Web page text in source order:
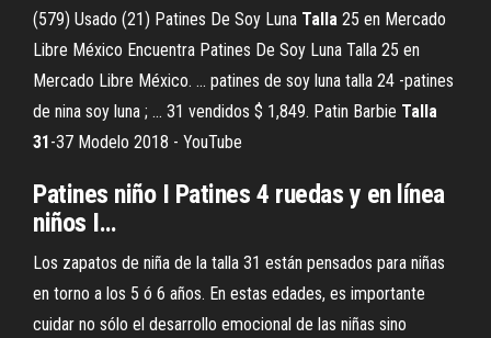
(579) Usado (21) Patines De Soy Luna Talla 25 en Mercado
Libre México Encuentra Patines De Soy Luna Talla 25 en
Mercado Libre México. ... patines de soy luna talla 24 -patines
de nina soy luna ; ... 31 vendidos $ 1,849. Patin Barbie Talla
31-37 Modelo 2018 - YouTube
Patines niñoI Patines 4 ruedas y en línea
niños I…
Los zapatos de niña de la talla 31 están pensados para niñas
en torno a los 5 ó 6 años. En estas edades, es importante
cuidar no sólo el desarrollo emocional de las niñas sino